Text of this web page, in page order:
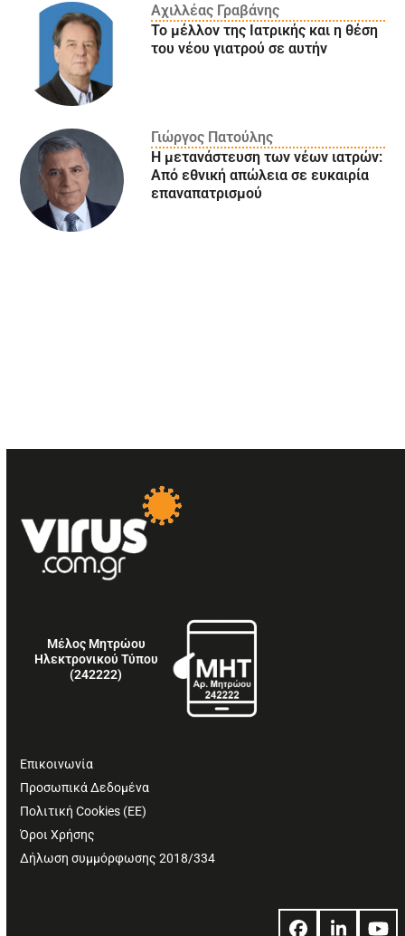
Αχιλλέας Γραβάνης
Το μέλλον της Ιατρικής και η θέση
του νέου γιατρού σε αυτήν
Γιώργος Πατούλης
Η μετανάστευση των νέων ιατρών:
Aπό εθνική απώλεια σε ευκαιρία
επαναπατρισμού
Μέλος Μητρώου
Ηλεκτρονικού Τύπου
(242222)
Επικοινωνία
Προσωπικά Δεδομένα
Πολιτική Cookies (ΕΕ)
Όροι Χρήσης
Δήλωση συμμόρφωσης 2018/334